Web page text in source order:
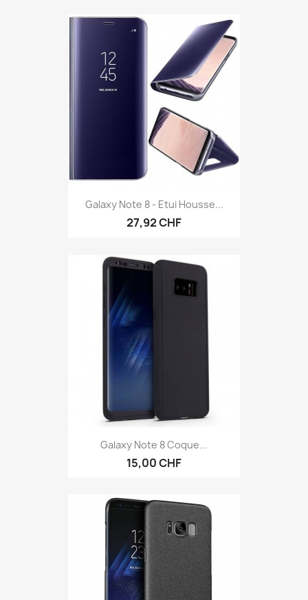
Galaxy Note 8 - Etui Housse...
27,92 CHF
Galaxy Note 8 Coque...
15,00 CHF